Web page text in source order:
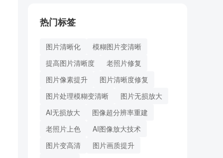
热门标签
图片清晰化
模糊图片变清晰
提高图片清晰度
老照片修复
图片像素提升
图片清晰度修复
图片处理模糊变清晰
图片无损放大
AI无损放大
图像超分辨率重建
老照片上色
AI图像放大技术
图片变高清
图片画质提升